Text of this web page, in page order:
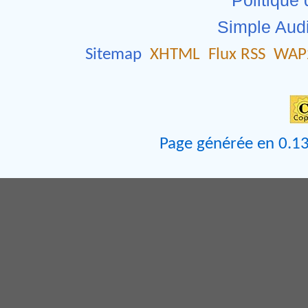
Simple
Sitemap XHTML Flux RSS
Page générée en